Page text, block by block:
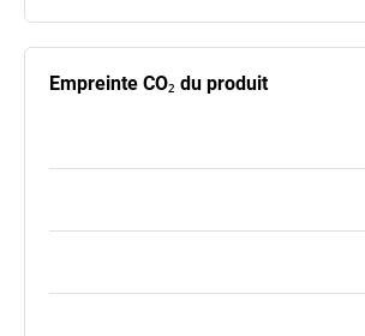
Empreinte CO₂ du produit